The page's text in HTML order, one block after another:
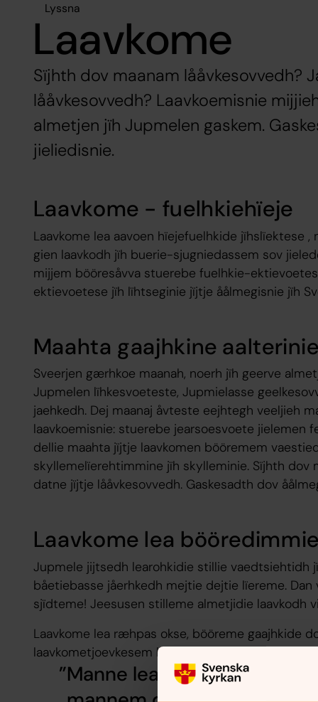
Lyssna
Laavkome
Sïjhth dov maanam lååvkesovvedh?
lååvkesovvedh? Laavkoemisnie
almetjen jïh Jupmelen gaskem.
jieliedisnie.
Laavkome - fuelhkiehïeje
Laavkome lea aavoen hïejefuelhkide jïhslïektese
gien laavkodh jïh buerie-sjugniedassem sov
mijjem bööresåvva stuerebe fuelhkie-
ektievoetese jïh lïhtseginie jïjtje åålmegisnie jïh
Maahta gaajhkine
Sveerjen gærhkoe maanah, noerh jïh geerve
Jupmelen lïhkesvoeteste, Jupmielasse
jaehkedh. Dej maanaj åvteste eejhtegh veeljieh
laavkoemisnie: stuerebe jearsoesvoete jielemen
dellie maahta jïjtje laavkomen bööremem
skyllemelïerehtimmine jïh skylleminie. Sïjhth dov
datne jïjtje lååvkesovvedh. Gaskesadth dov
Laavkome lea bööredimmie
Jupmele jijtsedh learohkidie stillie vaedtsiehtidh
båetiebasse jåerhkedh mejtie dejtie lïereme.
sjïdteme! Jeesusen stilleme almetjidie laavkodh
Laavkome lea ræhpas okse, bööreme gaajhkide
laavkometjoevkesem båaltajehtedh jïh Jeesusen
Manne leam eatnemen